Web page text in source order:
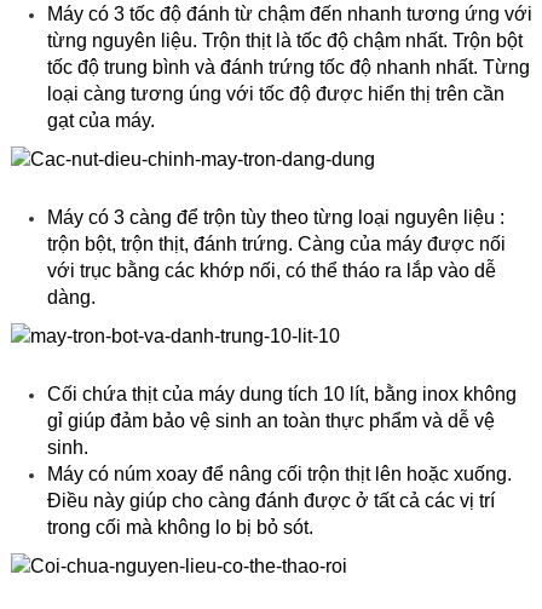
Máy có 3 tốc độ đánh từ chậm đến nhanh tương ứng với
từng nguyên liệu. Trộn thịt là tốc độ chậm nhất. Trộn bột
tốc độ trung bình và đánh trứng tốc độ nhanh nhất. Từng
loại càng tương úng với tốc độ được hiển thị trên cần
gạt của máy.
Máy có 3 càng để trộn tùy theo từng loại nguyên liệu :
trộn bột, trộn thịt, đánh trứng. Càng của máy được nối
với trục bằng các khớp nối, có thể tháo ra lắp vào dễ
dàng.
Cối chứa thịt của máy dung tích 10 lít, bằng inox không
gỉ giúp đảm bảo vệ sinh an toàn thực phẩm và dễ vệ
sinh.
Máy có núm xoay để nâng cối trộn thịt lên hoặc xuống.
Điều này giúp cho càng đánh được ở tất cả các vị trí
trong cối mà không lo bị bỏ sót.